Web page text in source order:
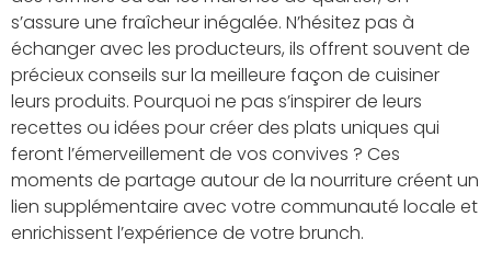
s’assure une fraîcheur inégalée. N’hésitez pas à
échanger avec les producteurs, ils offrent souvent de
précieux conseils sur la meilleure façon de cuisiner
leurs produits. Pourquoi ne pas s’inspirer de leurs
recettes ou idées pour créer des plats uniques qui
feront l’émerveillement de vos convives ? Ces
moments de partage autour de la nourriture créent un
lien supplémentaire avec votre communauté locale et
enrichissent l’expérience de votre brunch.